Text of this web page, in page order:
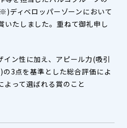
ディベロッパーゾーンに おいて
いたしました。重ねて御礼申し
ン性に加え、アピール力(吸引
3点を基準とした総合評価によ
よって選ばれる賞のこと